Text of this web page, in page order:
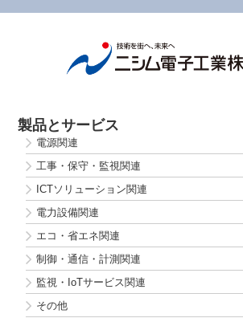
製品とサービス
電源関連
工事・保守・監視関連
ICTソリューション関連
電力設備関連
エコ・省エネ関連
制御・通信・計測関連
監視・IoTサービス関連
その他